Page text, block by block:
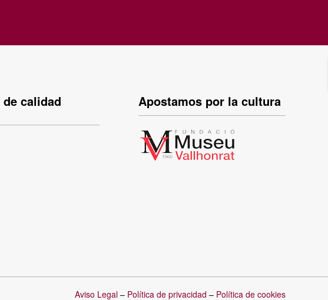
calidad Apostamos por la cultura
Aviso Legal – Política de privacidad – Política de cookies